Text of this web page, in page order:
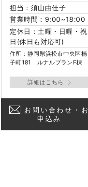
担当：須山由佳子
営業時間：9:00~18:00
定休日：土曜・日曜・祝
日(休日も対応可)
住所：静岡県浜松市中央区楊
子町181 ルナルブランF棟
お問い合わせ・お
申込み